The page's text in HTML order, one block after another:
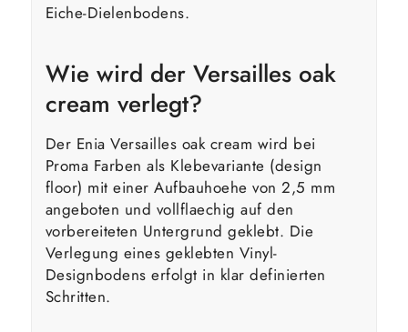
Eiche-Dielenbodens.
Wie wird der Versailles oak
cream verlegt?
Der Enia Versailles oak cream wird bei
Proma Farben als Klebevariante (design
floor) mit einer Aufbauhoehe von 2,5 mm
angeboten und vollflaechig auf den
vorbereiteten Untergrund geklebt. Die
Verlegung eines geklebten Vinyl-
Designbodens erfolgt in klar definierten
Schritten.